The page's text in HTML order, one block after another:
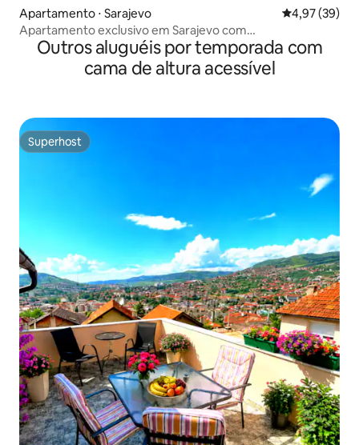
Apartamento ⋅ Sarajevo 4,97 de uma
4,97 (39)
Apartamento exclusivo em Sarajevo com
estacionamento subterrâneo
Outros aluguéis por temporada com
cama de altura acessível
Superhost
Superhost